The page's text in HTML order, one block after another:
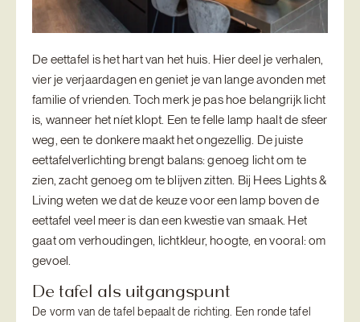
De eettafel is het hart van het huis. Hier deel je verhalen,
vier je verjaardagen en geniet je van lange avonden met
familie of vrienden. Toch merk je pas hoe belangrijk licht
is, wanneer het níet klopt. Een te felle lamp haalt de sfeer
weg, een te donkere maakt het ongezellig. De juiste
eettafelverlichting brengt balans: genoeg licht om te
zien, zacht genoeg om te blijven zitten. Bij Hees Lights &
Living weten we dat de keuze voor een lamp boven de
eettafel veel meer is dan een kwestie van smaak. Het
gaat om verhoudingen, lichtkleur, hoogte, en vooral: om
gevoel.
De tafel als uitgangspunt
De vorm van de tafel bepaalt de richting. Een ronde tafel